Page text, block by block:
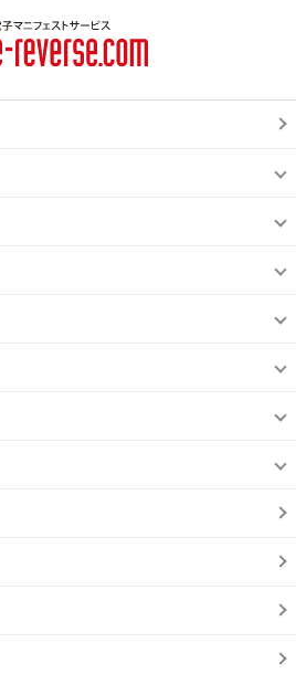
ス
ス
ス
ス
リティ